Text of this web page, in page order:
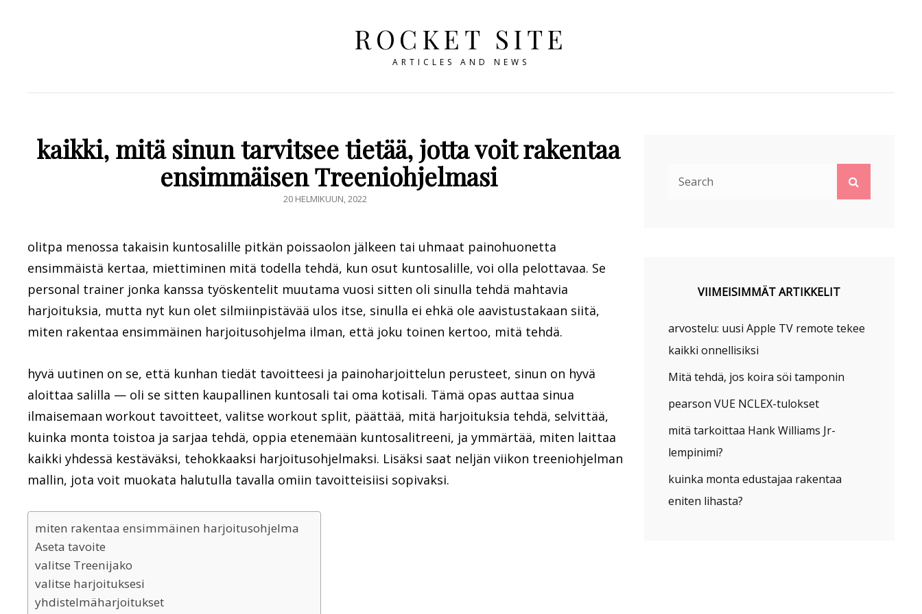
ROCKET SITE
ARTICLES AND NEWS
kaikki, mitä sinun tarvitsee tietää, jotta voit rakentaa
ensimmäisen Treeniohjelmasi
POSTED
20 HELMIKUUN, 2022
olitpa menossa takaisin kuntosalille pitkän poissaolon jälkeen tai uhmaat painohuonetta
ensimmäistä kertaa, miettiminen mitä todella tehdä, kun osut kuntosalille, voi olla pelottavaa. Se
personal trainer jonka kanssa työskentelit muutama vuosi sitten oli sinulla tehdä mahtavia
harjoituksia, mutta nyt kun olet silmiinpistävää ulos itse, sinulla ei ehkä ole aavistustakaan siitä,
miten rakentaa ensimmäinen harjoitusohjelma ilman, että joku toinen kertoo, mitä tehdä.
hyvä uutinen on se, että kunhan tiedät tavoitteesi ja painoharjoittelun perusteet, sinun on hyvä
aloittaa salilla — oli se sitten kaupallinen kuntosali tai oma kotisali. Tämä opas auttaa sinua
ilmaisemaan workout tavoitteet, valitse workout split, päättää, mitä harjoituksia tehdä, selvittää,
kuinka monta toistoa ja sarjaa tehdä, oppia etenemään kuntosalitreeni, ja ymmärtää, miten laittaa
kaikki yhdessä kestäväksi, tehokkaaksi harjoitusohjelmaksi. Lisäksi saat neljän viikon treeniohjelman
mallin, jota voit muokata halutulla tavalla omiin tavoitteisiisi sopivaksi.
miten rakentaa ensimmäinen harjoitusohjelma
Aseta tavoite
valitse Treenijako
valitse harjoituksesi
yhdistelmäharjoitukset
VIIMEISIMMÄT ARTIKKELIT
arvostelu: uusi Apple TV remote tekee
kaikki onnellisiksi
Mitä tehdä, jos koira söi tamponin
pearson VUE NCLEX-tulokset
mitä tarkoittaa Hank Williams Jr-
lempinimi?
kuinka monta edustajaa rakentaa
eniten lihasta?